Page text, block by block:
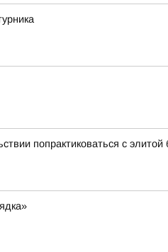
попрактиковаться с элитой